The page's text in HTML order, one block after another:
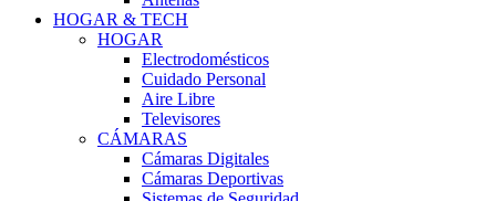
HOGAR & TECH
HOGAR
Electrodomésticos
Cuidado Personal
Aire Libre
Televisores
CÁMARAS
Cámaras Digitales
Cámaras Deportivas